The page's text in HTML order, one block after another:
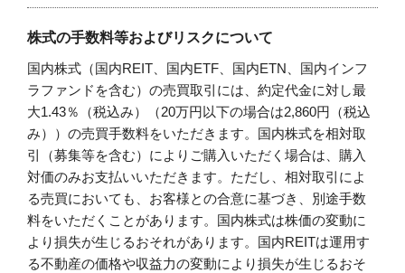
株式の手数料等およびリスクについて
国内株式（国内REIT、国内ETF、国内ETN、国内インフ
ラファンドを含む）の売買取引には、約定代金に対し最
大1.43％（税込み）（20万円以下の場合は2,860円（税込
み））の売買手数料をいただきます。国内株式を相対取
引（募集等を含む）によりご購入いただく場合は、購入
対価のみお支払いいただきます。ただし、相対取引によ
る売買においても、お客様との合意に基づき、別途手数
料をいただくことがあります。国内株式は株価の変動に
より損失が生じるおそれがあります。国内REITは運用す
る不動産の価格や収益力の変動により損失が生じるおそ